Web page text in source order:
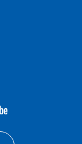
youtube-